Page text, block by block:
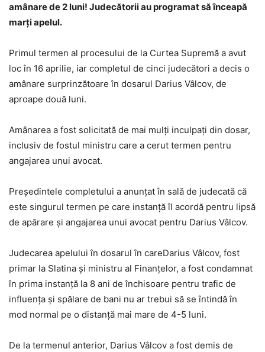
amânare de 2 luni! Judecătorii au programat să înceapă
marți apelul.
Primul termen al procesului de la Curtea Supremă a avut
loc în 16 aprilie, iar completul de cinci judecători a decis o
amânare surprinzătoare în dosarul Darius Vâlcov, de
aproape două luni.
Amânarea a fost solicitată de mai mulți inculpați din dosar,
inclusiv de fostul ministru care a cerut termen pentru
angajarea unui avocat.
Președintele completului a anunțat în sală de judecată că
este singurul termen pe care instanță îl acordă pentru lipsă
de apărare și angajarea unui avocat pentru Darius Vâlcov.
Judecarea apelului în dosarul în careDarius Vâlcov, fost
primar la Slatina și ministru al Finanțelor, a fost condamnat
în prima instanță la 8 ani de închisoare pentru trafic de
influența și spălare de bani nu ar trebui să se întindă în
mod normal pe o distanță mai mare de 4-5 luni.
De la termenul anterior, Darius Vâlcov a fost demis de